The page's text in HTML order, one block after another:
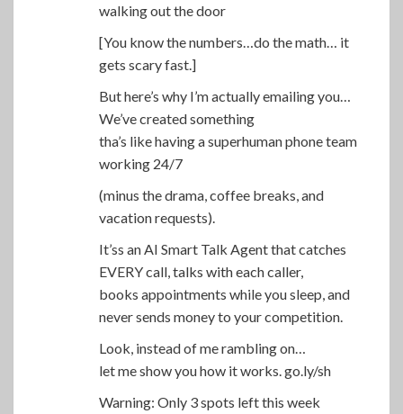
walking out the door
[You know the numbers…do the math… it
gets scary fast.]
But here’s why I’m actually emailing you…
We’ve created something
tha’s like having a superhuman phone team
working 24/7
(minus the drama, coffee breaks, and
vacation requests).
It’ss an AI Smart Talk Agent that catches
EVERY call, talks with each caller,
books appointments while you sleep, and
never sends money to your competition.
Look, instead of me rambling on…
let me show you how it works. go.ly/sh
Warning: Only 3 spots left this week